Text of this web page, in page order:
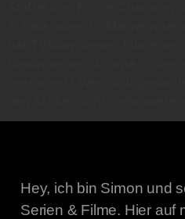
Hey, ich bin Simon und
Serien & Filme. Hier auf